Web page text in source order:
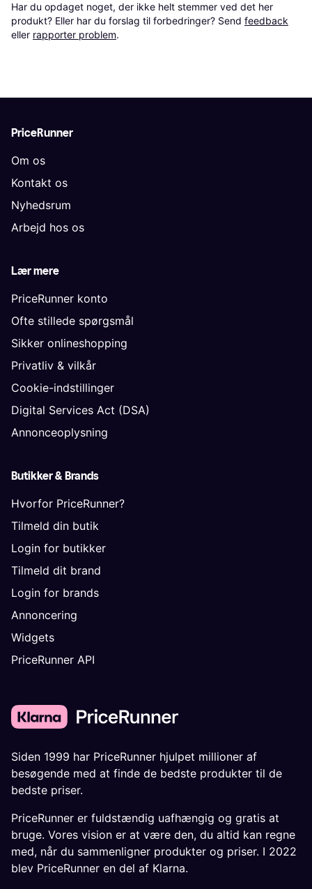
Har du opdaget noget, der ikke helt stemmer ved det her
produkt? Eller har du forslag til forbedringer? Send feedback
eller rapporter problem.
PriceRunner
Om os
Kontakt os
Nyhedsrum
Arbejd hos os
Lær mere
PriceRunner konto
Ofte stillede spørgsmål
Sikker onlineshopping
Privatliv & vilkår
Cookie-indstillinger
Digital Services Act (DSA)
Annonceoplysning
Butikker & Brands
Hvorfor PriceRunner?
Tilmeld din butik
Login for butikker
Tilmeld dit brand
Login for brands
Annoncering
Widgets
PriceRunner API
Siden 1999 har PriceRunner hjulpet millioner af
besøgende med at finde de bedste produkter til de
bedste priser.
PriceRunner er fuldstændig uafhængig og gratis at
bruge. Vores vision er at være den, du altid kan regne
med, når du sammenligner produkter og priser. I 2022
blev PriceRunner en del af Klarna.